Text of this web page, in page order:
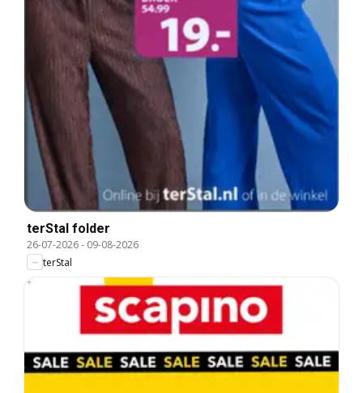
terStal folder
26-07-2026- 09-08-2026
terStal